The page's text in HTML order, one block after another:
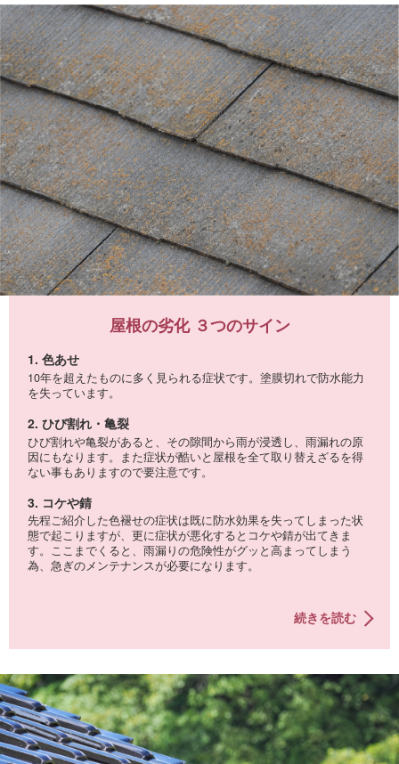
屋根の劣化 ３つのサイン
1. 色あせ
10年を超えたものに多く見られる症状です。塗膜切れで防水能力
を失っています。
2. ひび割れ・亀裂
ひび割れや亀裂があると、その隙間から雨が浸透し、雨漏れの原
因にもなります。また症状が酷いと屋根を全て取り替えざるを得
ない事もありますので要注意です。
3. コケや錆
先程ご紹介した色褪せの症状は既に防水効果を失ってしまった状
態で起こりますが、更に症状が悪化するとコケや錆が出てきま
す。ここまでくると、雨漏りの危険性がグッと高まってしまう
為、急ぎのメンテナンスが必要になります。
続きを読む